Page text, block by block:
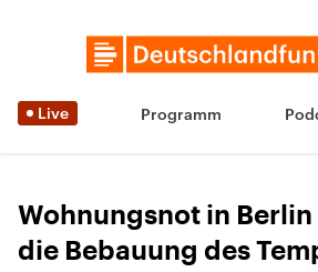
Live Programm
Wohnungsnot in Berlin
die Bebauung des